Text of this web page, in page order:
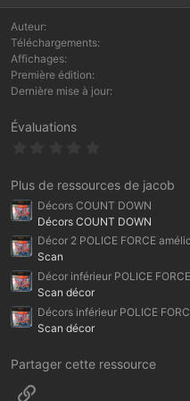
n
Auteur
Téléchargements
Affichages
Première édition
Dernière mise à jour
Évaluations
0
t
o
i
l
(
s
Plus de ressources de jacob
Décors COUNT DOWN
Décors COUNT DOWN
Décor 2 POLICE FORCE
Scan
Décor inférieur POLICE FORCE
Scan décor
Décors inférieur POLICE
Scan décor
Partager cette ressource
Lien